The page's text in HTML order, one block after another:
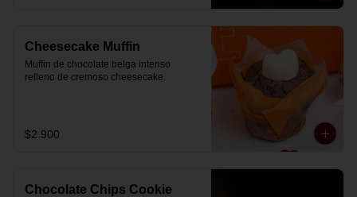
Cheesecake Muffin
Muffin de chocolate belga intenso
relleno de cremoso cheesecake.
$2.900
Chocolate Chips Cookie